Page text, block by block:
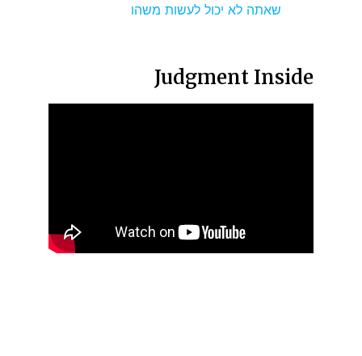
שאתה לא יכול לעשות משהו
Judgment Inside